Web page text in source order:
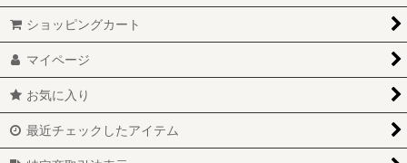
ショッピングカート
マイページ
お気に入り
最近チェックしたアイテム